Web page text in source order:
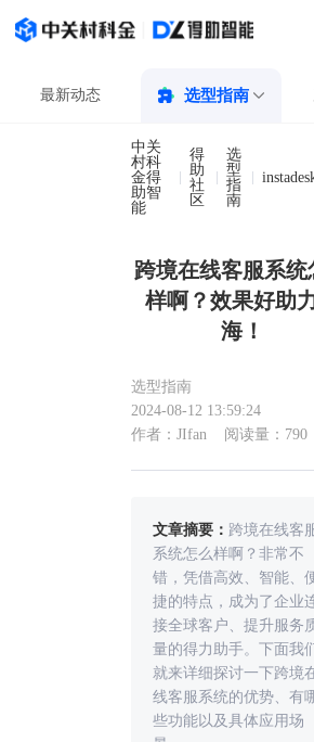
最新动态 选型指南
中关
村科
金得
助智
能
得
助
社
区
选
型
指
南
跨境在线客服系统
样啊？效果好助
海！
选型指南
2024-08-12 13:59:24
作者：JIfan
阅读量：790
文章摘要： 跨境在线客
系统怎么样啊？非常不
错，凭借高效、智能、
捷的特点，成为了企业
接全球客户、提升服务
量的得力助手。下面我
就来详细探讨一下跨境
线客服系统的优势、有
些功能以及具体应用场